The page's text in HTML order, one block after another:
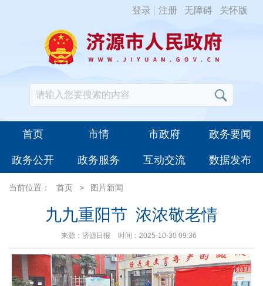
登录 注册 无障碍 关怀版
首页 市情 市政府 政务要闻
政务公开 政务服务 互动交流 数据发布
当前位置： 首页 > 图片新闻
九九重阳节 浓浓敬老情
来源：济源日报 时间：2025-10-30 09:36